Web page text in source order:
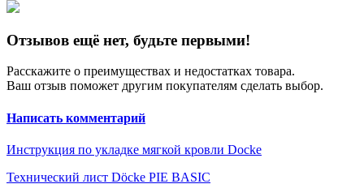
Отзывов ещё нет, будьте первыми!
Расскажите о преимуществах и недостатках товара.
Ваш отзыв поможет другим покупателям сделать выбор.
Написать комментарий
Инструкция по укладке мягкой кровли Docke
Технический лист Döcke PIE BASIC